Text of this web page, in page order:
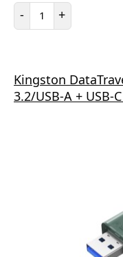
- Počet položiek
+
Kingston
3.2/USB-A + USB-